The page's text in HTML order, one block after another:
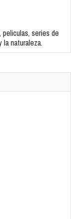
series de
la naturaleza.